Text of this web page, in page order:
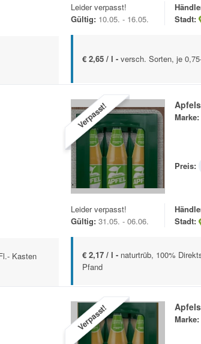
Leider verpasst!
Gültig: 10.05. - 16.05.
Stadt:
€ 2,65 / l - versch. Sorten, je
Kasten
Verpasst! Marke:
Preis:
Leider verpasst!
Gültig: 31.05. - 06.06.
Stadt:
€ 2,17 / l - naturtrüb, 100%
Pfand
Verpasst! Marke: